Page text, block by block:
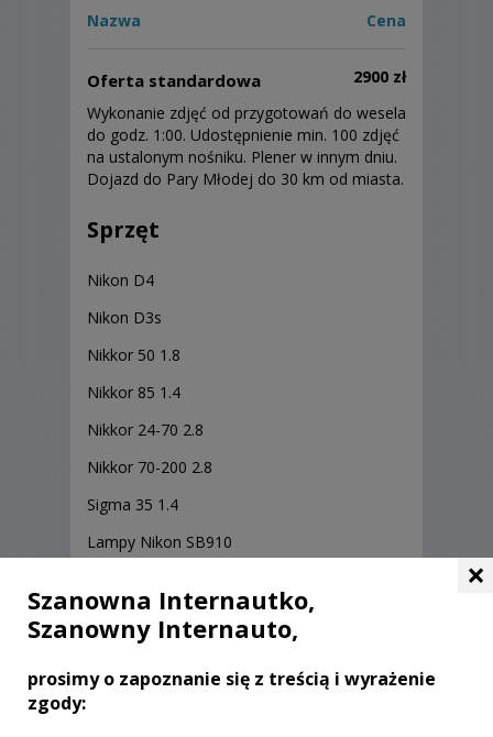
Nazwa Cena
Oferta standardowa
2900 zł
Wykonanie zdjęć od przygotowań do wesela
do godz. 1:00. Udostępnienie min. 100 zdjęć
na ustalonym nośniku. Plener w innym dniu.
Dojazd do Pary Młodej do 30 km od miasta.
Sprzęt
Nikon D4
Nikon D3s
Nikkor 50 1.8
Nikkor 85 1.4
Nikkor 24-70 2.8
Nikkor 70-200 2.8
Sigma 35 1.4
Lampy Nikon SB910
×
Szanowna Internautko,
Szanowny Internauto,
prosimy o zapoznanie się z treścią i wyrażenie
zgody: